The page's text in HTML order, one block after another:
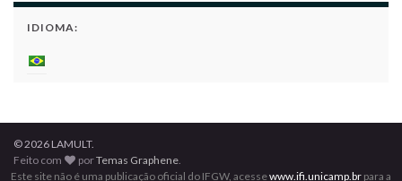
IDIOMA:
© 2026 LAMULT.
Feito com
porTemas Graphene.
Este site não é uma publicação oficial do IFGW, acessewww.ifi.unicamp.br para a